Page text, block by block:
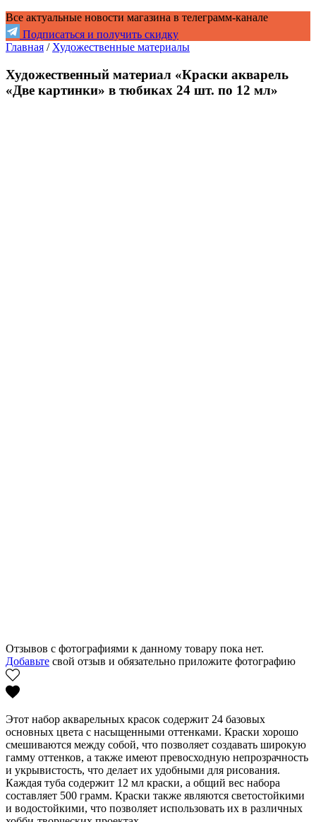
Все актуальные новости магазина в телеграмм-канале
Подписаться и получить скидку
Главная / Художественные материалы
Художественный материал «Краски акварель
«Две картинки» в тюбиках 24 шт. по 12 мл»
Отзывов с фотографиями к данному товару пока нет.
Добавьте свой отзыв и обязательно приложите фотографию
Этот набор акварельных красок содержит 24 базовых
основных цвета с насыщенными оттенками. Краски хорошо
смешиваются между собой, что позволяет создавать широкую
гамму оттенков, а также имеют превосходную непрозрачность
и укрывистость, что делает их удобными для рисования.
Каждая туба содержит 12 мл краски, а общий вес набора
составляет 500 грамм. Краски также являются светостойкими
и водостойкими, что позволяет использовать их в различных